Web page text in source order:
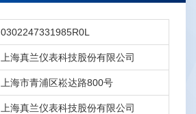
0302247331985R0L
上海真兰仪表科技股份有限公司
上海市青浦区崧达路800号
上海真兰仪表科技股份有限公司